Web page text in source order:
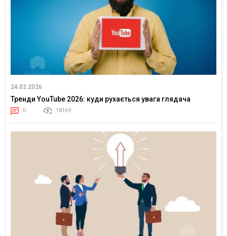
24.02.2026
Тренди YouTube 2026: куди рухається увага глядача
0 18169